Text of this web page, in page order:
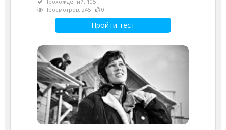
Просмотров: 245
0
Пройти тест